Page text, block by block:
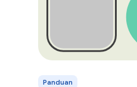
Panduan